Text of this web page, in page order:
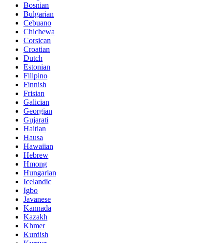
Bosnian
Bulgarian
Cebuano
Chichewa
Corsican
Croatian
Dutch
Estonian
Filipino
Finnish
Frisian
Galician
Georgian
Gujarati
Haitian
Hausa
Hawaiian
Hebrew
Hmong
Hungarian
Icelandic
Igbo
Javanese
Kannada
Kazakh
Khmer
Kurdish